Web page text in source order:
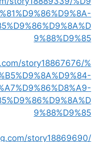
%81%D9%86%D9%8A-
9%88%D9%85
story18867676/%
9%88%D9%85
story18869690/